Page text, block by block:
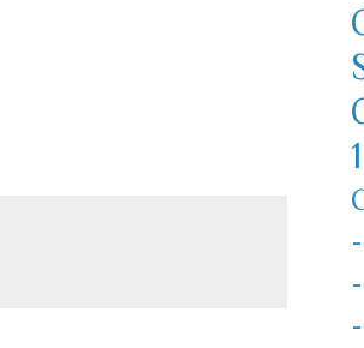
-
-
-